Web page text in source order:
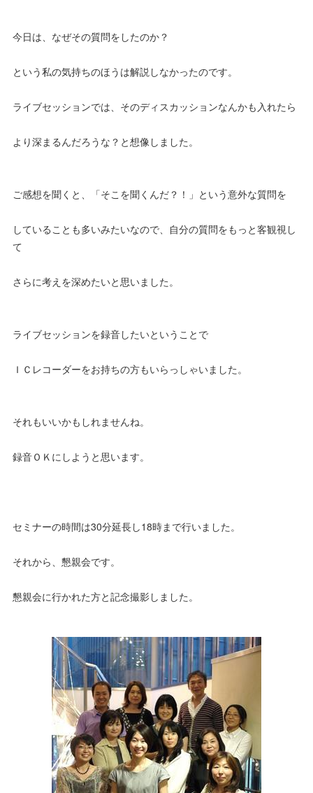
今日は、なぜその質問をしたのか？
という私の気持ちのほうは解説しなかったのです。
ライブセッションでは、そのディスカッションなんかも入れたら
より深まるんだろうな？と想像しました。
ご感想を聞くと、「そこを聞くんだ？！」という意外な質問を
していることも多いみたいなので、自分の質問をもっと客観視し
て
さらに考えを深めたいと思いました。
ライブセッションを録音したいということで
ＩＣレコーダーをお持ちの方もいらっしゃいました。
それもいいかもしれませんね。
録音ＯＫにしようと思います。
セミナーの時間は30分延長し18時まで行いました。
それから、懇親会です。
懇親会に行かれた方と記念撮影しました。